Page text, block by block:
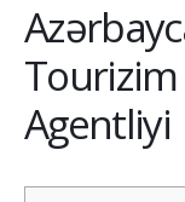
Tourizim
Agentliyi